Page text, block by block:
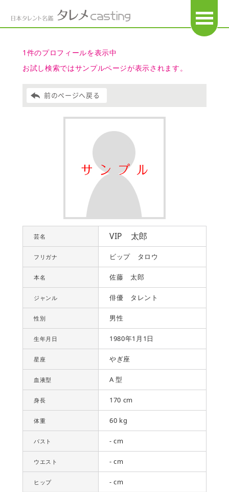
1件のプロフィールを表示中
お試し検索ではサンプルページが表示されます。
前のページへ戻る
芸名 VIP 太郎
フリガナ ビップ タロウ
本名 佐藤 太郎
ジャンル 俳優 タレント
性別 男性
生年月日 1980年1月1日
星座 やぎ座
血液型 A 型
身長 170 cm
体重 60 kg
バスト - cm
ウエスト - cm
ヒップ - cm